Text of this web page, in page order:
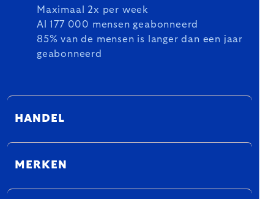
Maximaal 2x per week
Al 177 000 mensen geabonneerd
85% van de mensen is langer dan een jaar
geabonneerd
HANDEL
MERKEN